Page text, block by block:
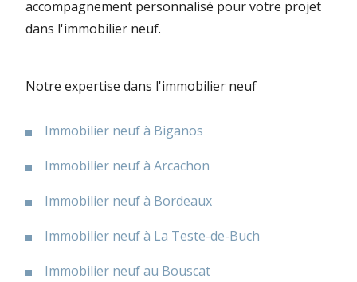
accompagnement personnalisé pour votre projet
dans l'immobilier neuf.
Notre expertise dans l'immobilier neuf
Immobilier neuf à Biganos
Immobilier neuf à Arcachon
Immobilier neuf à Bordeaux
Immobilier neuf à La Teste-de-Buch
Immobilier neuf au Bouscat